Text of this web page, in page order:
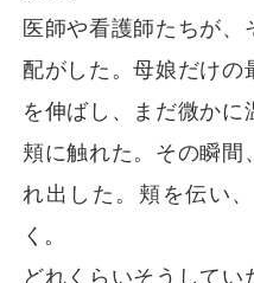
医師や看護師たちが、
配がした。母娘だけの
を伸ばし、まだ微か
頬に触れた。その瞬間
れ出した。頬を伝い
く。
どれくらいそうして